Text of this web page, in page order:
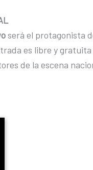
será el protagonista
es libre y
de la escena